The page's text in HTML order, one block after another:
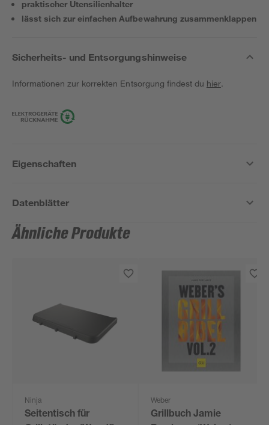
praktischer Utensilienhalter
lässt sich zur einfachen Aufbewahrung zusammenklappen
Sicherheits- und Entsorgungshinweise
Informationen zur korrekten Entsorgung findest du hier.
Eigenschaften
Datenblätter
Ähnliche Produkte
Ninja
Seitentisch für
Weber
Grillbuch Jamie